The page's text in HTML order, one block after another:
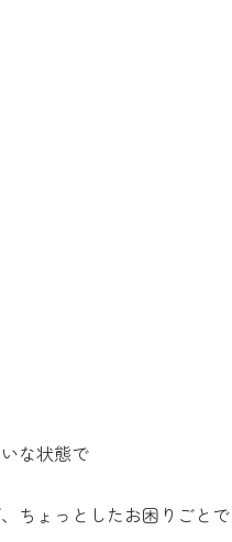
な状態で
ちょっとしたお困りごと